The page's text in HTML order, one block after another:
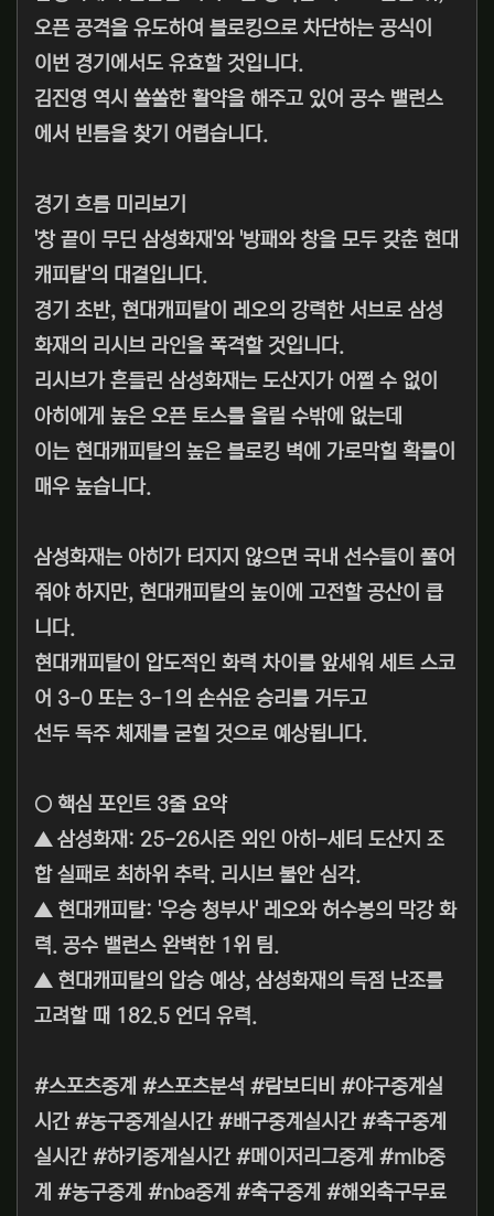
오픈 공격을 유도하여 블로킹으로 차단하는 공식이
이번 경기에서도 유효할 것입니다.
김진영 역시 쏠쏠한 활약을 해주고 있어 공수 밸런스
에서 빈틈을 찾기 어렵습니다.
경기 흐름 미리보기
'창 끝이 무딘 삼성화재'와 '방패와 창을 모두 갖춘 현대
캐피탈'의 대결입니다.
경기 초반, 현대캐피탈이 레오의 강력한 서브로 삼성
화재의 리시브 라인을 폭격할 것입니다.
리시브가 흔들린 삼성화재는 도산지가 어쩔 수 없이
아히에게 높은 오픈 토스를 올릴 수밖에 없는데
이는 현대캐피탈의 높은 블로킹 벽에 가로막힐 확률이
매우 높습니다.
삼성화재는 아히가 터지지 않으면 국내 선수들이 풀어
줘야 하지만, 현대캐피탈의 높이에 고전할 공산이 큽
니다.
현대캐피탈이 압도적인 화력 차이를 앞세워 세트 스코
어 3-0 또는 3-1의 손쉬운 승리를 거두고
선두 독주 체제를 굳힐 것으로 예상됩니다.
○ 핵심 포인트 3줄 요약
▲ 삼성화재: 25-26시즌 외인 아히-세터 도산지 조
합 실패로 최하위 추락. 리시브 불안 심각.
▲ 현대캐피탈: '우승 청부사' 레오와 허수봉의 막강 화
력. 공수 밸런스 완벽한 1위 팀.
▲ 현대캐피탈의 압승 예상, 삼성화재의 득점 난조를
고려할 때 182.5 언더 유력.
#스포츠중계 #스포츠분석 #람보티비 #야구중계실
시간 #농구중계실시간 #배구중계실시간 #축구중계
실시간 #하키중계실시간 #메이저리그중계 #mlb중
계 #농구중계 #nba중계 #축구중계 #해외축구무료